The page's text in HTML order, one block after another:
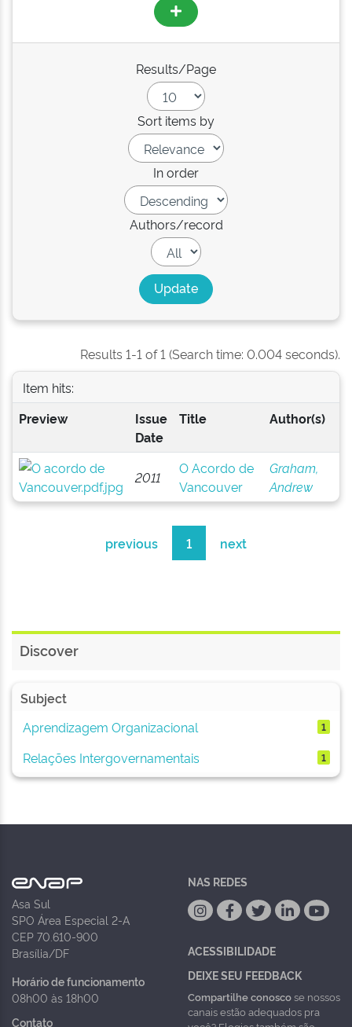
Results/Page
Sort items by
In order
Authors/record
Results 1-1 of 1 (Search time: 0.004 seconds).
Item hits:
Preview
Issue
Date
Title Author(s)
2011
O Acordo de
Vancouver
Graham,
Andrew
previous 1 next
Discover
Subject
Aprendizagem Organizacional
1
Relações Intergovernamentais 1
Asa Sul
SPO Área Especial 2-A
CEP 70.610-900
Brasília/DF
Horário de funcionamento
08h00 às 18h00
Contato
NAS REDES
ACESSIBILIDADE
DEIXE SEU FEEDBACK
Compartilhe conoscose nossos
canais estão adequados pra